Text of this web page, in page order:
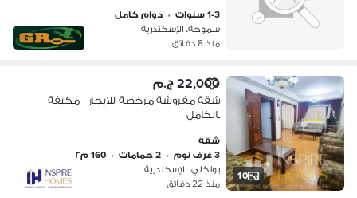
1-3 سنوات • دوام كامل
سموحة، الإسكندرية
منذ 8 دقائق
10
22,000 ج.م
شقة مفروشة مرخصة للايجار - مكيفة
بالكامل
شقة
3 غرف نوم
• 2 حمامات • 160 م٢
بولكلي، الإسكندرية
منذ 22 دقائق